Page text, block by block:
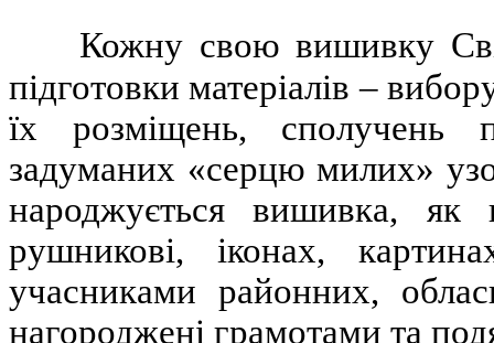
Кожну свою вишивку
підготовки матеріалів –
їх розміщень, сполучень
задуманих «серцю милих»
народжується вишивка, як
рушникові, іконах,
учасниками районних,
нагороджені грамотами та